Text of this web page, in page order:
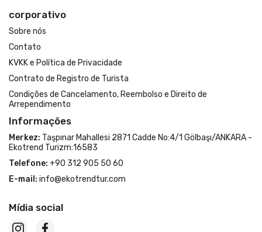
corporativo
Sobre nós
Contato
KVKK e Política de Privacidade
Contrato de Registro de Turista
Condições de Cancelamento, Reembolso e Direito de
Arrependimento
Informações
Merkez: Taşpınar Mahallesi 2871 Cadde No:4/1 Gölbaşı/ANKARA -
Ekotrend Turizm:16583
Telefone: +90 312 905 50 60
E-mail: info@ekotrendtur.com
Mídia social